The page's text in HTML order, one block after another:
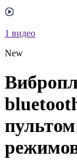
1 видео
New